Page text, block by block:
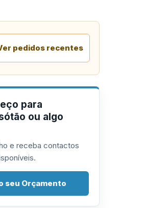
pedidos recentes
para
ou algo
e receba contactos
seu Orçamento